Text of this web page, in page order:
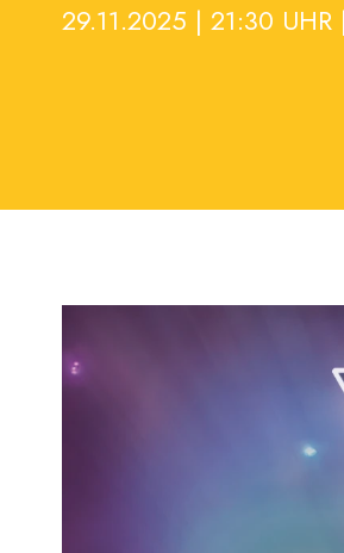
29.11.2025 | 21:30